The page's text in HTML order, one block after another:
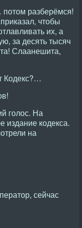
разберёмся!
чтобы
их, а
за десять тысяч
Слаанешита,
Кодекс?…
голос. На
издание кодекса.
на
сейчас